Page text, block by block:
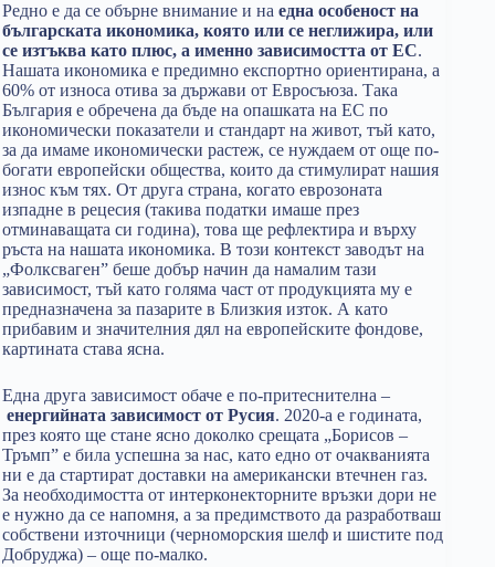
Редно е да се обърне внимание и на една особеност на
българската икономика, която или се неглижира, или
се изтъква като плюс, а именно зависимостта от ЕС.
Нашата икономика е предимно експортно ориентирана, а
60% от износа отива за държави от Евросъюза. Така
България е обречена да бъде на опашката на ЕС по
икономически показатели и стандарт на живот, тъй като,
за да имаме икономически растеж, се нуждаем от още по-
богати европейски общества, които да стимулират нашия
износ към тях. От друга страна, когато еврозоната
изпадне в рецесия (такива податки имаше през
отминаващата си година), това ще рефлектира и върху
ръста на нашата икономика. В този контекст заводът на
„Фолксваген” беше добър начин да намалим тази
зависимост, тъй като голяма част от продукцията му е
предназначена за пазарите в Близкия изток. А като
прибавим и значителния дял на европейските фондове,
картината става ясна.
Една друга зависимост обаче е по-притеснителна –
енергийната зависимост от Русия. 2020-а е годината,
през която ще стане ясно доколко срещата „Борисов –
Тръмп” е била успешна за нас, като едно от очакванията
ни е да стартират доставки на американски втечнен газ.
За необходимостта от интерконекторните връзки дори не
е нужно да се напомня, а за предимството да разработваш
собствени източници (черноморския шелф и шистите под
Добруджа) – още по-малко.